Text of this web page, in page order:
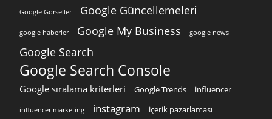
Google Görseller Google Güncellemeleri
google haberler Google My Business google news
Google Search
Google Search Console
Google sıralama kriterleri Google Trends influencer
influencer marketing instagram içerik pazarlaması